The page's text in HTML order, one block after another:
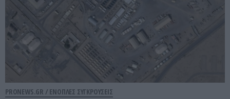
PRONEWS.GR / ΕΝΟΠΛΕΣ ΣΥΓΚΡΟΥΣΕΙΣ